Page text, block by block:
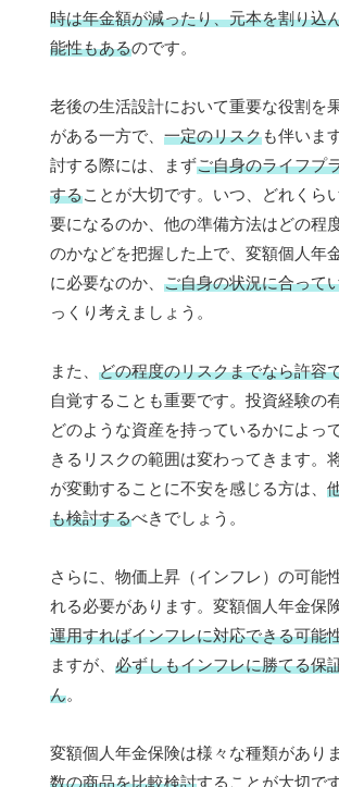
時は年金額が減ったり、元本を割り込
能性もあるのです。
老後の生活設計において重要な役割を
がある一方で、 一定のリスクも伴いま
討する際には、まずご自身のライフプ
することが大切です。いつ、どれくら
要になるのか、他の準備方法はどの程
のかなどを把握した上で、変額個人年
に必要なのか、 ご自身の状況に合って
っくり考えましょう。
また、 どの程度のリスクまでなら許容
自覚することも重要です。投資経験の
どのような資産を持っているかによっ
きるリスクの範囲は変わってきます。
が変動することに不安を感じる方は、
も検討するべきでしょう。
さらに、物価上昇（インフレ）の可能
れる必要があります。変額個人年金保険
運用すればインフレに対応できる可能
ますが、 必ずしもインフレに勝てる保
ん。
変額個人年金保険は様々な種類があり
数の商品を比較検討することが大切で